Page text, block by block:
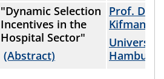
"Dynamic Selection
Incentives in the
Hospital Sector"
(Abstract)
Prof. Dr.
Kifmann
Hamburg